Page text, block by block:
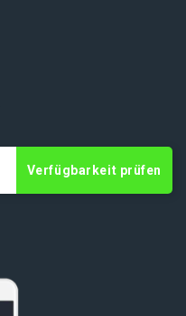
Verfügbarkeit prüfen